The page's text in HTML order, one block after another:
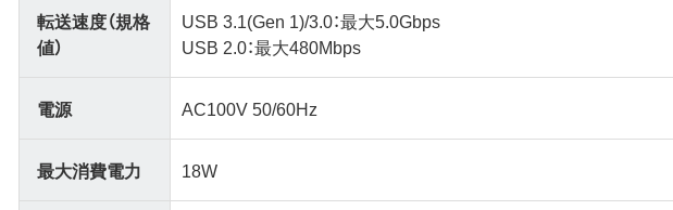
転送速度（規格
値）
USB 3.1(Gen 1)/3.0：最大5.0Gbps
USB 2.0：最大480Mbps
電源 AC100V 50/60Hz
最大消費電力 18W